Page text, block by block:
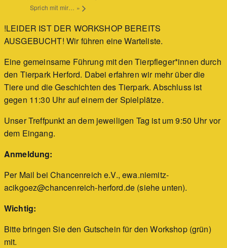
Sprich mit mir… »
!LEIDER IST DER WORKSHOP BEREITS
AUSGEBUCHT! Wir führen eine Warteliste.
Eine gemeinsame Führung mit den Tierpfleger*innen durch
den Tierpark Herford. Dabei erfahren wir mehr über die
Tiere und die Geschichten des Tierpark. Abschluss ist
gegen 11:30 Uhr auf einem der Spielplätze.
Unser Treffpunkt an dem jeweiligen Tag ist um 9:50 Uhr vor
dem Eingang.
Anmeldung:
Per Mail bei Chancenreich e.V., ewa.niemitz-
acikgoez@chancenreich-herford.de (siehe unten).
Wichtig:
Bitte bringen Sie den Gutschein für den Workshop (grün)
mit.